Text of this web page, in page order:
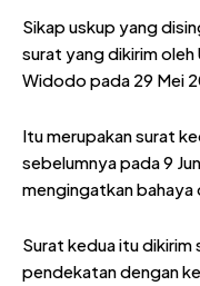
Sikap uskup yang
surat yang dikirim
Widodo pada 29 Mei
Itu merupakan surat
sebelumnya pada 9
mengingatkan bahaya
Surat kedua itu dikirim
pendekatan dengan